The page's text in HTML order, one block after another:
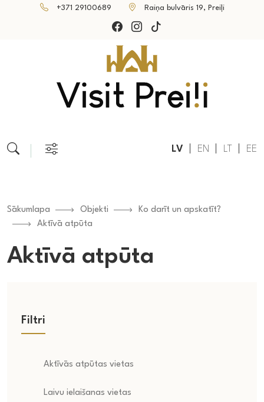
+371 29100689 Raiņa bulvāris 19, Preiļi
LV EN LT EE
Sākumlapa Objekti
Ko darīt un apskatīt?
Aktīvā atpūta
Aktīvā atpūta
Filtri
Aktīvās atpūtas vietas
Laivu ielaišanas vietas